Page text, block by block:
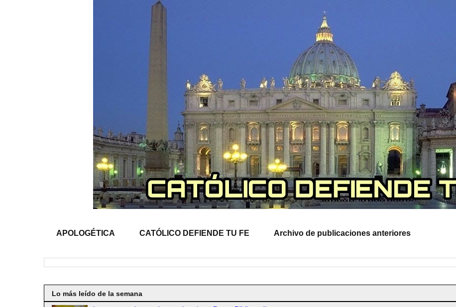
APOLOGÉTICA CATÓLICO DEFIENDE TU FE Archivo de publicaciones anteriores
Lo más leído de la semana